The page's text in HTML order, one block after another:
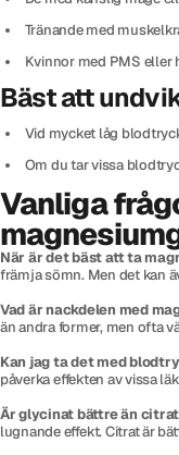
Tränande med
Kvinnor med PMS eller
Bäst att
Vid mycket låg
Om du tar vissa
Vanliga
När är det bäst att ta
främja sömn. Men det kan
Vad är nackdelen med
än andra former, men ofta
Kan jag ta det med
påverka effekten av vissa
Är glycinat bättre än
lugnande effekt. Citrat är